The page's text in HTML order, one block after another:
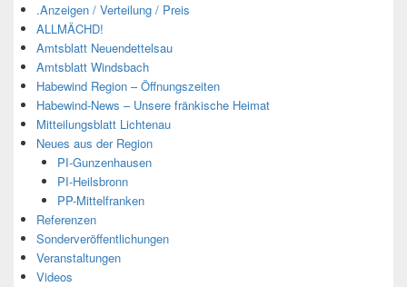
.Anzeigen / Verteilung / Preis
ALLMÄCHD!
Amtsblatt Neuendettelsau
Amtsblatt Windsbach
Habewind Region – Öffnungszeiten
Habewind-News – Unsere fränkische Heimat
Mitteilungsblatt Lichtenau
Neues aus der Region
PI-Gunzenhausen
PI-Heilsbronn
PP-Mittelfranken
Referenzen
Sonderveröffentlichungen
Veranstaltungen
Videos